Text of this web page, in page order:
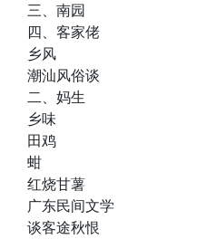
三、南园
四、客家佬
乡风
潮汕风俗谈
二、妈生
乡味
田鸡
蚶
红烧甘薯
广东民间文学
谈客途秋恨